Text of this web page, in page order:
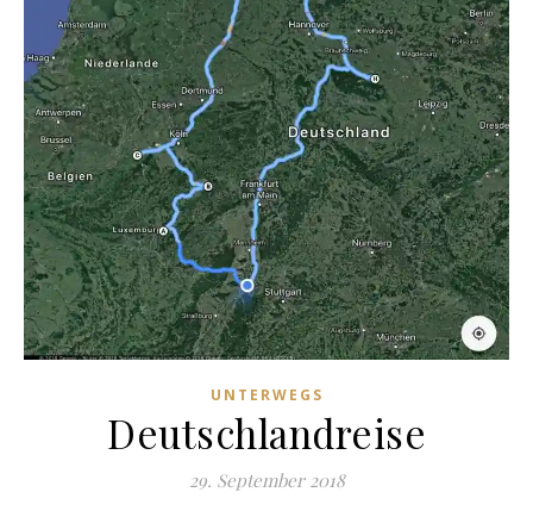
UNTERWEGS
Deutschlandreise
29. September 2018